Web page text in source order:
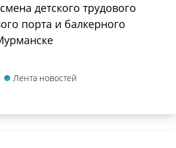
детского трудового
порта и балкерного
Лента новостей